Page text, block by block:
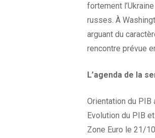
fortement
russes. À
arguant du
rencontre prévue
L’agenda de la
Orientation du
Evolution du PIB
Zone Euro le 21/